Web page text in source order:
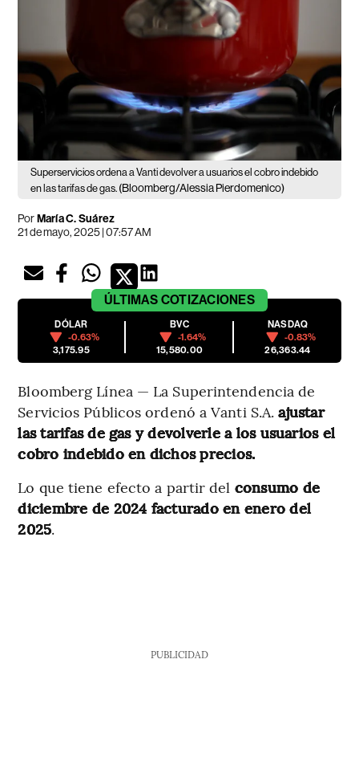
Superservicios ordena a Vanti devolver a usuarios el cobro indebido
en las tarifas de gas. (Bloomberg/Alessia Pierdomenico)
PorMaría C. Suárez
21 de mayo, 2025 | 07:57 AM
ÚLTIMAS COTIZACIONES
DÓLAR
-0.63%
3,175.95
BVC
-1.64%
15,580.00
NASDAQ
-0.83%
26,363.44
Bloomberg Línea — La Superintendencia de
Servicios Públicos ordenó a Vanti S.A.ajustar
las tarifas de gas y devolverle a los usuarios el
cobro indebido en dichos precios.
Lo que tiene efecto a partir del consumo de
diciembre de 2024 facturado en enero del
2025.
PUBLICIDAD